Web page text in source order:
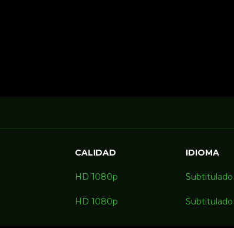
CALIDAD IDIOMA
HD 1080p Subtitulado
HD 1080p Subtitulado